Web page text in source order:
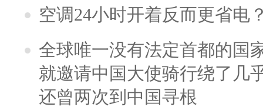
空调24小时开着反而更省电
全球唯一没有法定首都的国
就邀请中国大使骑行绕了几
还曾两次到中国寻根